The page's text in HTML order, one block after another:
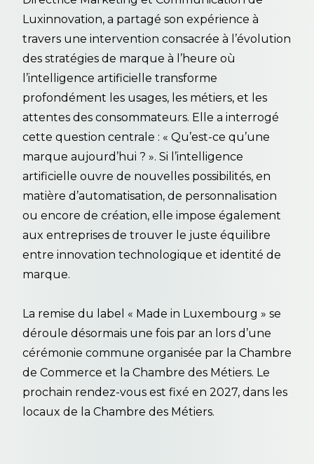
Luxinnovation, a partagé son expérience à
travers une intervention consacrée à l’évolution
des stratégies de marque à l’heure où
l’intelligence artificielle transforme
profondément les usages, les métiers, et les
attentes des consommateurs. Elle a interrogé
cette question centrale : « Qu’est-ce qu’une
marque aujourd’hui ? ». Si l’intelligence
artificielle ouvre de nouvelles possibilités, en
matière d’automatisation, de personnalisation
ou encore de création, elle impose également
aux entreprises de trouver le juste équilibre
entre innovation technologique et identité de
marque.
La remise du label « Made in Luxembourg » se
déroule désormais une fois par an lors d’une
cérémonie commune organisée par la Chambre
de Commerce et la Chambre des Métiers. Le
prochain rendez-vous est fixé en 2027, dans les
locaux de la Chambre des Métiers.